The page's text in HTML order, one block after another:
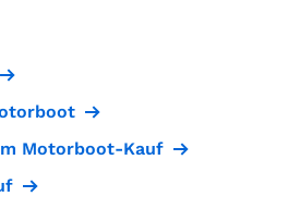
Motorboot-Kauf